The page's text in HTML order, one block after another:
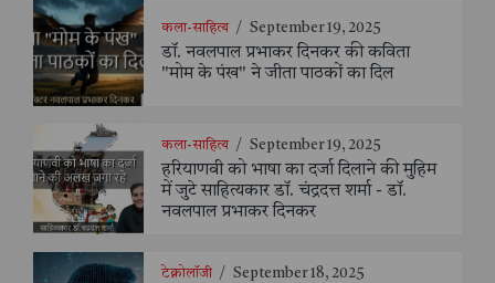
कला-साहित्य / September 19, 2025
डॉ. नवलपाल प्रभाकर दिनकर की कविता
"मोम के पंख" ने जीता पाठकों का दिल
कला-साहित्य / September 19, 2025
हरियाणवी को भाषा का दर्जा दिलाने की मुहिम
में जुटे साहित्यकार डॉ. चंद्रदत्त शर्मा - डॉ.
नवलपाल प्रभाकर दिनकर
टेक्नोलॉजी / September 18, 2025